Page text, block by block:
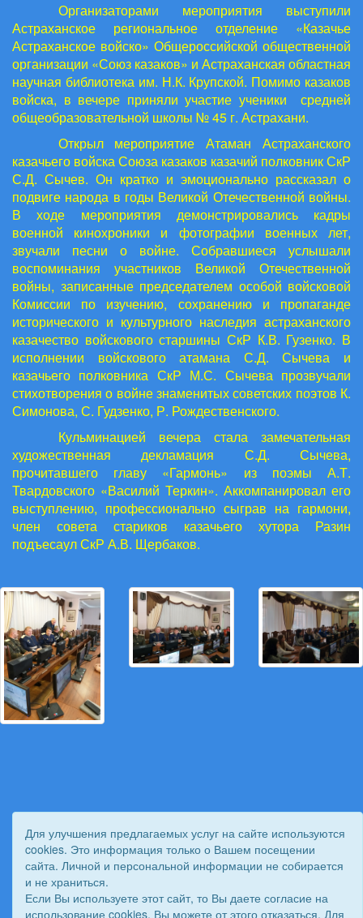
Организаторами мероприятия выступили
Астраханское региональное отделение «Казачье
Астраханское войско» Общероссийской общественной
организации «Союз казаков» и Астраханская областная
научная библиотека им. Н.К. Крупской. Помимо казаков
войска, в вечере приняли участие ученики средней
общеобразовательной школы № 45 г. Астрахани.
Открыл мероприятие Атаман Астраханского
казачьего войска Союза казаков казачий полковник СкР
С.Д. Сычев. Он кратко и эмоционально рассказал о
подвиге народа в годы Великой Отечественной войны.
В ходе мероприятия демонстрировались кадры
военной кинохроники и фотографии военных лет,
звучали песни о войне. Собравшиеся услышали
воспоминания участников Великой Отечественной
войны, записанные председателем особой войсковой
Комиссии по изучению, сохранению и пропаганде
исторического и культурного наследия астраханского
казачество войскового старшины СкР К.В. Гузенко. В
исполнении войскового атамана С.Д. Сычева и
казачьего полковника СкР М.С. Сычева прозвучали
стихотворения о войне знаменитых советских поэтов К.
Симонова, С. Гудзенко, Р. Рождественского.
Кульминацией вечера стала замечательная
художественная декламация С.Д. Сычева,
прочитавшего главу «Гармонь» из поэмы А.Т.
Твардовского «Василий Теркин». Аккомпанировал его
выступлению, профессионально сыграв на гармони,
член совета стариков казачьего хутора Разин
подъесаул СкР А.В. Щербаков.
© 2011 - 2026 Вестник Астраханского казачьего войска. Все
права защищены.
Сайт создан при поддержке «
Для улучшения предлагаемых услуг на сайте используются
cookies. Это информация только о Вашем посещении
сайта. Личной и персональной информации не собирается
и не храниться.
Если Вы используете этот сайт, то Вы даете согласие на
использование cookies. Вы можете от этого отказаться. Для